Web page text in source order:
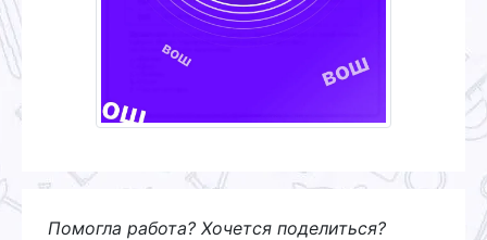
Помогла работа? Хочется поделиться?